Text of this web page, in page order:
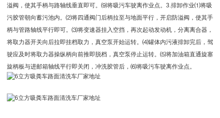
溢阀，使其手柄与路轴线垂直即可。⑼将吸污车驶离作业点。3.排卸作业⑴将吸
污胶管朝向蓄污池内。⑵将四通阀门后柄拉至与地面平行，开启防溢阀，使其手
柄与管路轴线平行即可。⑶将变速器挂入空挡，再次起动发动机，分离离合器，
将取力器开关向后拉即挂档取力，真空泵开始运转。⑷罐体内污液排卸完后，驾
驶应及时将取力器操纵柄向前推即脱档，真空泵停止运转。⑸将加油箱直通旋塞
旋柄板与进邮箱轴线平行即关闭，冲洗胶管后，⑹将吸污车驶离作业点。